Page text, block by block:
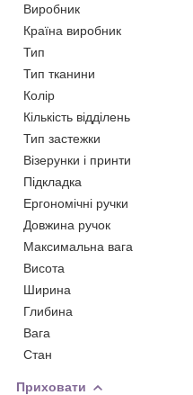
Виробник
Країна виробник
Тип
Тип тканини
Колір
Кількість відділень
Тип застежки
Візерунки і принти
Підкладка
Ергономічні ручки
Довжина ручок
Максимальна вага
Висота
Ширина
Глибина
Вага
Стан
Приховати